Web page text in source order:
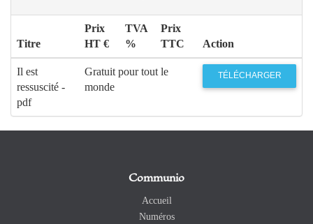
Titre
Prix
HT €
TVA
%
Prix
TTC
Action
Il est
ressuscité -
pdf
Gratuit pour tout le
monde
TÉLÉCHARGER
Communio
Accueil
Numéros